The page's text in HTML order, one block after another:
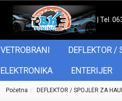
| Tel.
VETROBRANI DEFLEKTOR /
ELEKTRONIKA ENTERIJER
Početna DEFLEKTOR / SPOJLER ZA